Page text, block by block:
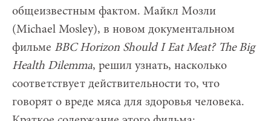
общеизвестным фактом. Майкл Мозли
(Michael Mosley), в новом документальном
фильме BBC Horizon Should I Eat Meat? The Big
Health Dilemma, решил узнать, насколько
соответствует действительности то, что
говорят о вреде мяса для здоровья человека.